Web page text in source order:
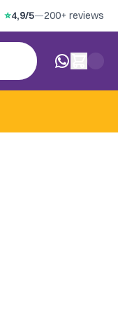
⭐4,9/5—200+ reviews
0 items in